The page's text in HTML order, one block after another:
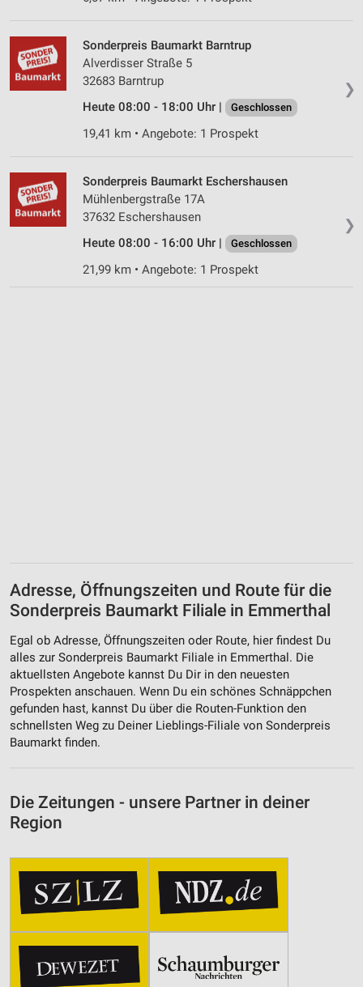
❯
Sonderpreis Baumarkt Barntrup
Alverdisser Straße 5
32683 Barntrup
Heute 08:00 - 18:00 Uhr |
Geschlossen
19,41 km • Angebote: 1 Prospekt
❯
Sonderpreis Baumarkt Eschershausen
Mühlenbergstraße 17A
37632 Eschershausen
Heute 08:00 - 16:00 Uhr |
Geschlossen
21,99 km • Angebote: 1 Prospekt
Adresse, Öffnungszeiten und Route für die
Sonderpreis Baumarkt Filiale in Emmerthal
Egal ob Adresse, Öffnungszeiten oder Route, hier findest Du
alles zur Sonderpreis Baumarkt Filiale in Emmerthal. Die
aktuellsten Angebote kannst Du Dir in den neuesten
Prospekten anschauen. Wenn Du ein schönes Schnäppchen
gefunden hast, kannst Du über die Routen-Funktion den
schnellsten Weg zu Deiner Lieblings-Filiale von Sonderpreis
Baumarkt finden.
Die Zeitungen - unsere Partner in deiner
Region
Entwicklung und Verbesserung der Angebote
Verwendung reduzierter Daten zur Auswahl von
Inhalten
IAB-Besonderheiten:
Verwendung genauer Standortdaten
Geräte anhand von aktiv angeforderten
Nicht-IAB-Verarbeitungszwecke:
Notwendig
Performance